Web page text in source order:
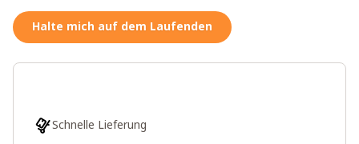
Halte mich auf dem Laufenden
Schnelle Lieferung